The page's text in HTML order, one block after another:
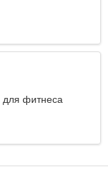
фитнеса